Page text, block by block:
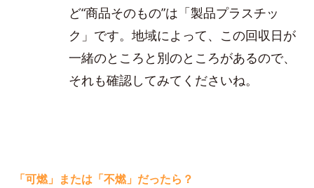
ど“商品そのもの”は「製品プラスチッ
ク」です。地域によって、この回収日が
一緒のところと別のところがあるので、
それも確認してみてくださいね。
「可燃」または「不燃」だったら？